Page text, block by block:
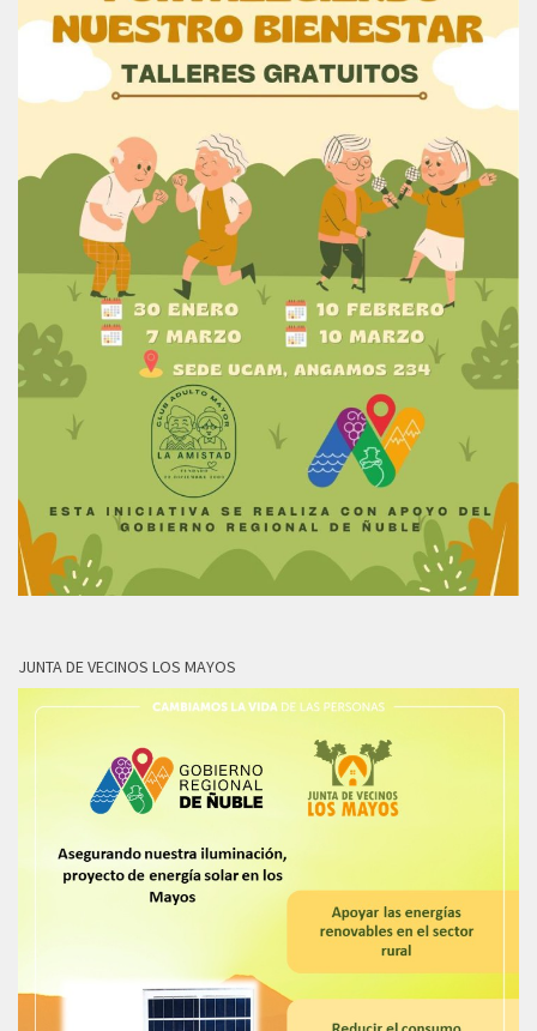
JUNTA DE VECINOS LOS MAYOS